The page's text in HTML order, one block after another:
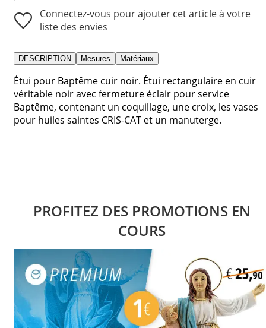
Connectez-vous pour ajouter cet article à votre
liste des envies
DESCRIPTION Mesures Matériaux
Étui pour Baptême cuir noir. Étui rectangulaire en cuir
véritable noir avec fermeture éclair pour service
Baptême, contenant un coquillage, une croix, les vases
pour huiles saintes CRIS-CAT et un manuterge.
PROFITEZ DES PROMOTIONS EN
COURS